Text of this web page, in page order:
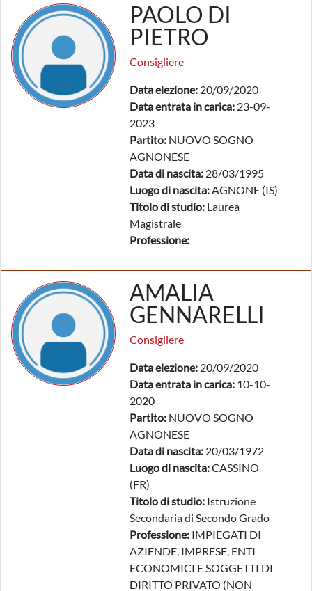
PAOLO DI
PIETRO
Consigliere
Data elezione: 20/09/2020
Data entrata in carica: 23-09-
2023
Partito: NUOVO SOGNO
AGNONESE
Data di nascita: 28/03/1995
Luogo di nascita:AGNONE (IS)
Titolo di studio: Laurea
Magistrale
Professione:
AMALIA
GENNARELLI
Consigliere
Data elezione: 20/09/2020
Data entrata in carica: 10-10-
2020
Partito: NUOVO SOGNO
AGNONESE
Data di nascita: 20/03/1972
Luogo di nascita:CASSINO
(FR)
Titolo di studio: Istruzione
Secondaria di Secondo Grado
Professione: IMPIEGATI DI
AZIENDE, IMPRESE, ENTI
ECONOMICI E SOGGETTI DI
DIRITTO PRIVATO (NON